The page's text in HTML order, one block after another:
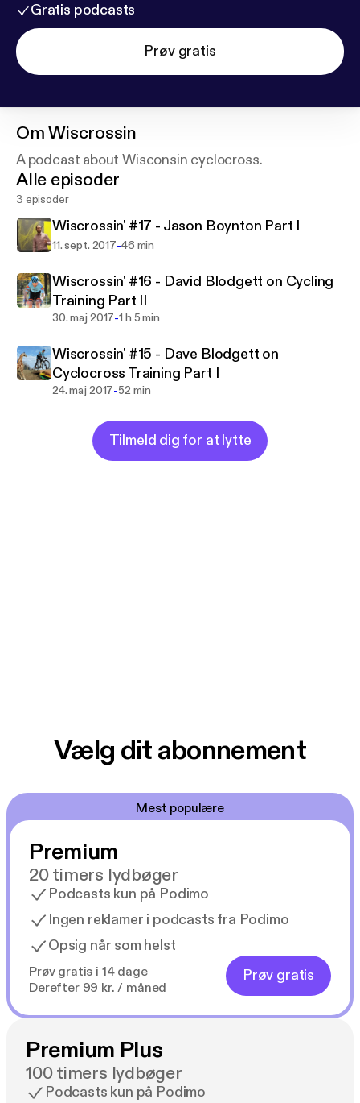
Gratis podcasts
Prøv gratis
OmWiscrossin
A podcast about Wisconsin cyclocross.
Alle episoder
3 episoder
Wiscrossin' #17 - Jason Boynton Part I
11. sept. 2017-46 min
Wiscrossin' #16 - David Blodgett on Cycling
Training Part II
30. maj 2017-1 h 5 min
Wiscrossin' #15 - Dave Blodgett on
Cyclocross Training Part I
24. maj 2017-52 min
Tilmeld dig for at lytte
Vælg dit abonnement
Mest populære
Premium
20 timers lydbøger
Podcasts kun på Podimo
Ingen reklamer i podcasts fra Podimo
Opsig når som helst
Prøv gratis i 14 dage
Derefter 99 kr. / måned
Prøv gratis
Premium Plus
100 timers lydbøger
Podcasts kun på Podimo